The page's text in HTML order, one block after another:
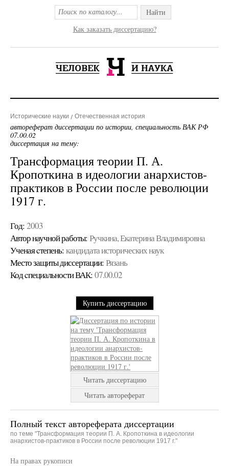
Найти
Как заказать диссертацию?
Исторические науки Отечественная история
автореферат диссертации по истории, специальность ВАК РФ
07.00.02
диссертация на тему:
Трансформация теории П. А.
Кропоткина в идеологии анархистов-
практиков в России после революции
1917 г.
Год: 2003
Автор научной работы: Ручкина, Екатерина Владимировна
Ученая cтепень: кандидата исторических наук
Место защиты диссертации: Рязань
Код cпециальности ВАК: 07.00.02
Купить диссертацию
Читать диссертацию
Читать автореферат
Полный текст автореферата диссертации
по теме "Трансформация теории П. А. Кропоткина в идеологии
анархистов-практиков в России после революции 1917 г."
На правах рукописи